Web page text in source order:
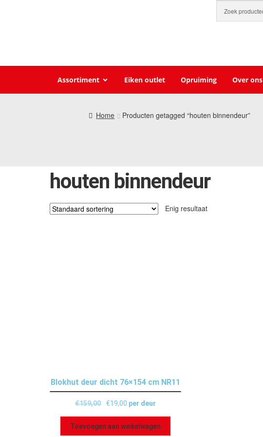
Assortiment Eiken outlet Opruiming Over ons
Home Producten getagged “houten binnendeur”
houten binnendeur
Enig resultaat
Blokhut deur dicht 76×154 cm NR11
€159,00 €19,00 per deur
Toevoegen aan winkelwagen